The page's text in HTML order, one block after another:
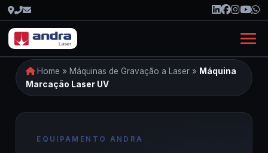
Home » Máquinas de Gravação a Laser » Máquina
Marcação Laser UV